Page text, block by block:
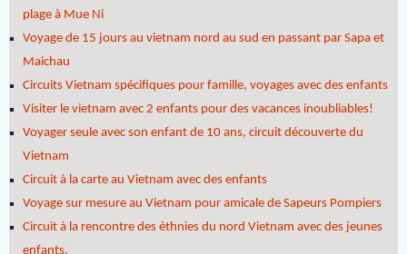
plage à Mue Ni
Voyage de 15 jours au vietnam nord au sud en passant par Sapa et
Maichau
Circuits Vietnam spécifiques pour famille, voyages avec des enfants
Visiter le vietnam avec 2 enfants pour des vacances inoubliables!
Voyager seule avec son enfant de 10 ans, circuit découverte du
Vietnam
Circuit à la carte au Vietnam avec des enfants
Voyage sur mesure au Vietnam pour amicale de Sapeurs Pompiers
Circuit à la rencontre des éthnies du nord Vietnam avec des jeunes
enfants.